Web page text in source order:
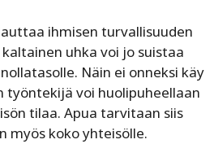
ihmisen turvallisuuden
uhka voi jo suistaa
Näin ei onneksi käy
työntekijä voi huolipuheellaan
tilaa. Apua tarvitaan siis
myös koko yhteisölle.